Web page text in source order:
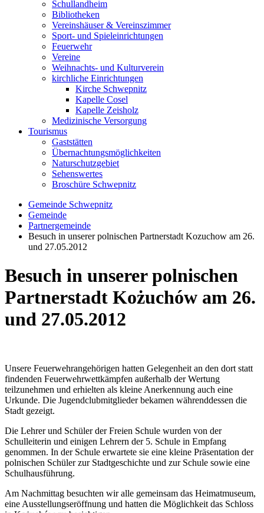
Schullandheim
Bibliotheken
Vereinshäuser & Vereinszimmer
Sport- und Spieleinrichtungen
Feuerwehr
Vereine
Weihnachts- und Kulturverein
kirchliche Einrichtungen
Kirche Schwepnitz
Kapelle Cosel
Kapelle Zeisholz
Medizinische Versorgung
Tourismus
Gaststätten
Übernachtungsmöglichkeiten
Naturschutzgebiet
Sehenswertes
Broschüre Schwepnitz
Gemeinde Schwepnitz
Gemeinde
Partnergemeinde
Besuch in unserer polnischen Partnerstadt Kozuchow am 26.
und 27.05.2012
Besuch in unserer polnischen
Partnerstadt Kożuchów am 26.
und 27.05.2012
Unsere Feuerwehrangehörigen hatten Gelegenheit an den dort statt
findenden Feuerwehrwettkämpfen außerhalb der Wertung
teilzunehmen und erhielten als kleine Anerkennung auch eine
Urkunde. Die Jugendclubmitglieder bekamen währenddessen die
Stadt gezeigt.
Die Lehrer und Schüler der Freien Schule wurden von der
Schulleiterin und einigen Lehrern der 5. Schule in Empfang
genommen. In der Schule erwartete sie eine kleine Präsentation der
polnischen Schüler zur Stadtgeschichte und zur Schule sowie eine
Schulhausführung.
Am Nachmittag besuchten wir alle gemeinsam das Heimatmuseum,
eine Ausstellungseröffnung und hatten die Möglichkeit das Schloss